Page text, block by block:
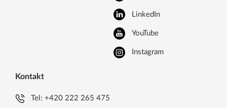
LinkedIn
YouTube
Instagram
Kontakt
Tel:+420 222 265 475